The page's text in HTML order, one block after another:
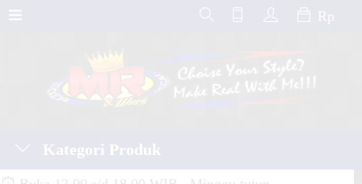
Rp
Kategori Produk